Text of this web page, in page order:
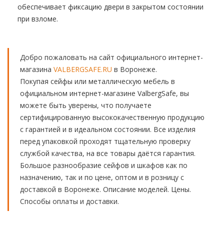
обеспечивает фиксацию двери в закрытом состоянии
при взломе.
Добро пожаловать на сайт официального интернет-
магазина VALBERGSAFE.RU в Воронеже.
Покупая сейфы или металлическую мебель в
официальном интернет-магазине ValbergSafe, вы
можете быть уверены, что получаете
сертифицированную высококачественную продукцию
с гарантией и в идеальном состоянии. Все изделия
перед упаковкой проходят тщательную проверку
службой качества, на все товары даётся гарантия.
Большое разнообразие сейфов и шкафов как по
назначению, так и по цене, оптом и в розницу с
доставкой в Воронеже. Описание моделей. Цены.
Способы оплаты и доставки.